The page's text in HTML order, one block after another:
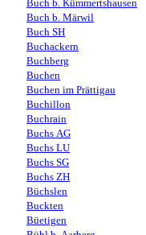
Buch b. Kümmertshausen
Buch b. Märwil
Buch SH
Buchackern
Buchberg
Buchen
Buchen im Prättigau
Buchillon
Buchrain
Buchs AG
Buchs LU
Buchs SG
Buchs ZH
Büchslen
Buckten
Büetigen